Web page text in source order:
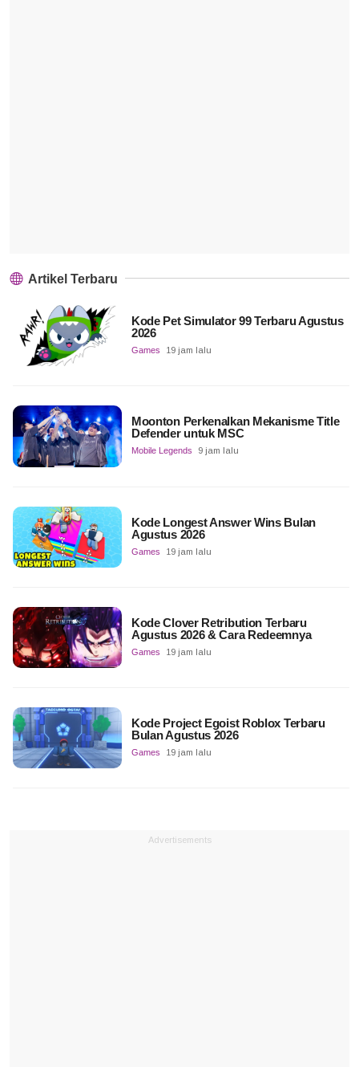
Artikel Terbaru
Kode Pet Simulator 99 Terbaru Agustus
2026
Games 19 jam lalu
Moonton Perkenalkan Mekanisme Title
Defender untuk MSC
Mobile Legends 9 jam lalu
Kode Longest Answer Wins Bulan
Agustus 2026
Games 19 jam lalu
Kode Clover Retribution Terbaru
Agustus 2026 & Cara Redeemnya
Games 19 jam lalu
Kode Project Egoist Roblox Terbaru
Bulan Agustus 2026
Games 19 jam lalu
Advertisements